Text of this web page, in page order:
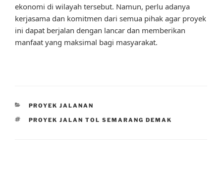
ekonomi di wilayah tersebut. Namun, perlu adanya
kerjasama dan komitmen dari semua pihak agar proyek
ini dapat berjalan dengan lancar dan memberikan
manfaat yang maksimal bagi masyarakat.
CATEGORIES
PROYEK JALANAN
TAGS
PROYEK JALAN TOL SEMARANG DEMAK